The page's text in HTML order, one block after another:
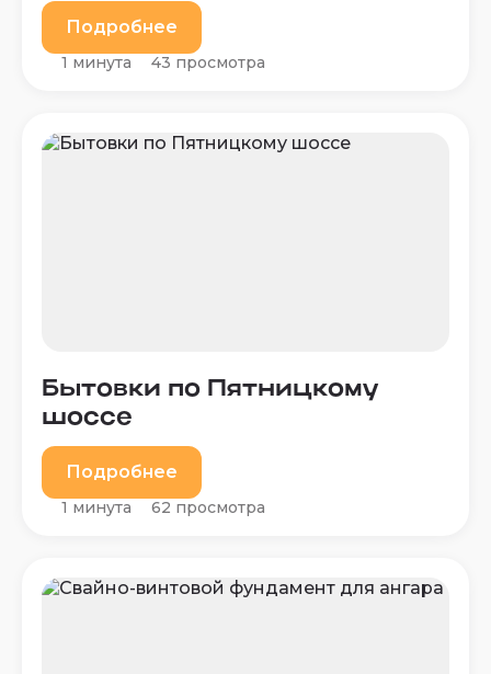
Подробнее
1 минута 43 просмотра
Бытовки по Пятницкому
шоссе
Подробнее
1 минута 62 просмотра